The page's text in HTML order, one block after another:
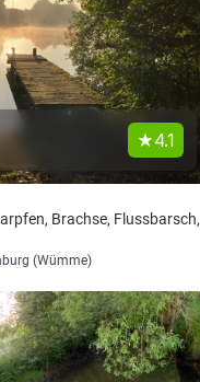
4.1
Brachse, Flussbarsch,
(Wümme)